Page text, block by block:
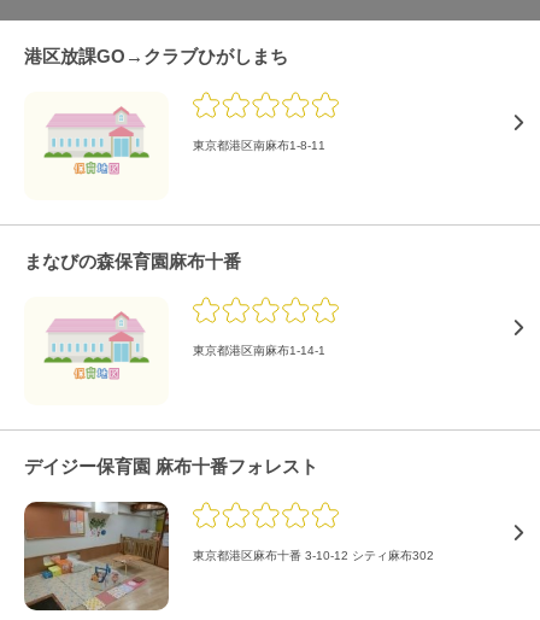
港区放課GO→クラブひがしまち
東京都港区南麻布1-8-11
まなびの森保育園麻布十番
東京都港区南麻布1-14-1
デイジー保育園 麻布十番フォレスト
東京都港区麻布十番 3-10-12 シティ麻布302